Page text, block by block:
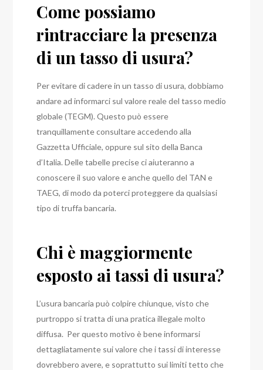
Come possiamo
rintracciare la presenza
di un tasso di usura?
Per evitare di cadere in un tasso di usura, dobbiamo
andare ad informarci sul valore reale del tasso medio
globale (TEGM). Questo può essere
tranquillamente consultare accedendo alla
Gazzetta Ufficiale, oppure sul sito della Banca
d’Italia. Delle tabelle precise ci aiuteranno a
conoscere il suo valore e anche quello del TAN e
TAEG, di modo da poterci proteggere da qualsiasi
tipo di truffa bancaria.
Chi è maggiormente
esposto ai tassi di usura?
L’usura bancaria può colpire chiunque, visto che
purtroppo si tratta di una pratica illegale molto
diffusa. Per questo motivo è bene informarsi
dettagliatamente sui valore che i tassi di interesse
dovrebbero avere, e soprattutto sui limiti tetto che